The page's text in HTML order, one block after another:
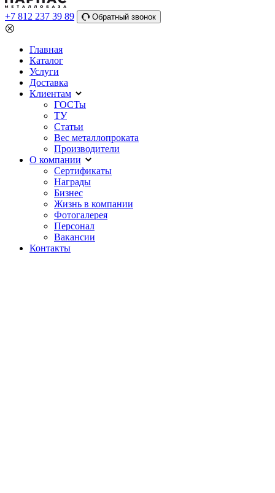
+7 812 237 39 89 Обратный звонок
Главная
Каталог
Услуги
Доставка
Клиентам
ГОСТы
ТУ
Статьи
Вес металлопроката
Производители
О компании
Сертификаты
Награды
Бизнес
Жизнь в компании
Фотогалерея
Персонал
Вакансии
Контакты